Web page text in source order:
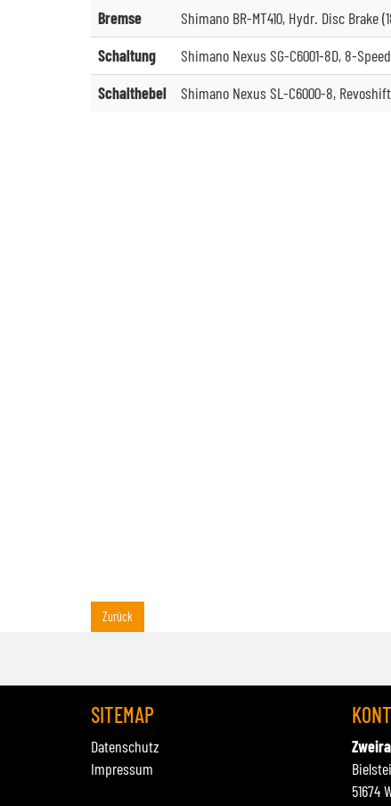
Bremse
Shimano BR-MT410, Hydr. Disc Brake
Schaltung
Shimano Nexus SG-C6001-8D, 8-Speed
Schalthebel
Shimano Nexus SL-C6000-8, Revoshift
Zurück
SITEMAP
Datenschutz
Impressum
51674